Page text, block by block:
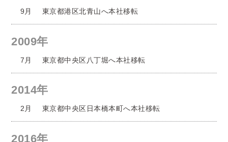
9月 東京都港区北青山へ本社移転
2009年
7月 東京都中央区八丁堀へ本社移転
2014年
2月 東京都中央区日本橋本町へ本社移転
2016年